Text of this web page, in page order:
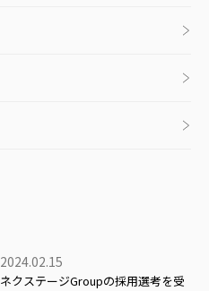
ネクステージGroupの採用選考を受
2024.02.15